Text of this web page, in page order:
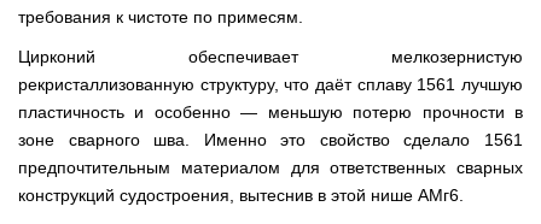
требования к чистоте по примесям.
Цирконий обеспечивает мелкозернистую
рекристаллизованную структуру, что даёт сплаву 1561 лучшую
пластичность и особенно — меньшую потерю прочности в
зоне сварного шва. Именно это свойство сделало 1561
предпочтительным материалом для ответственных сварных
конструкций судостроения, вытеснив в этой нише АМг6.